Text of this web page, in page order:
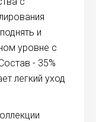
и
уровне с
- 35%
легкий уход